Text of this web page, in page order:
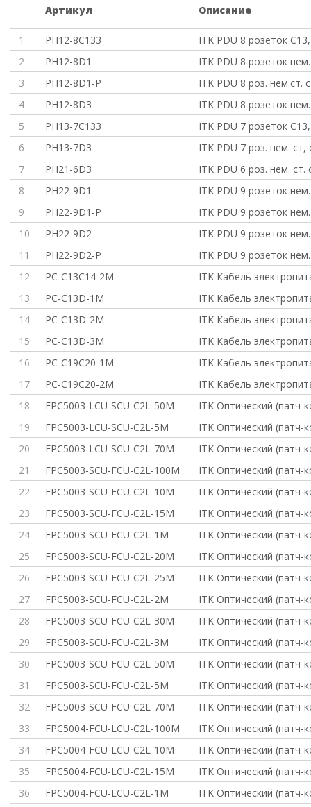
Артикул Описание
1 PH12-8C133
ITK PDU 8 розеток
2
PH12-8D1
ITK PDU 8 розеток
3
PH12-8D1-P
ITK PDU 8 роз. нем.ст.
4
PH12-8D3
ITK PDU 8 розеток
5
PH13-7C133
ITK PDU 7 розеток
6
PH13-7D3
ITK PDU 7 роз. нем. ст,
7
PH21-6D3
ITK PDU 6 роз. нем. ст.
8
PH22-9D1
ITK PDU 9 розеток
9
PH22-9D1-P
ITK PDU 9 розеток
10
PH22-9D2
ITK PDU 9 розеток
11
PH22-9D2-P
ITK PDU 9 розеток
12
PC-C13C14-2M
ITK Кабель
13
PC-C13D-1M
ITK Кабель
14
PC-C13D-2M
ITK Кабель
15
PC-C13D-3M
ITK Кабель
16
PC-C19C20-1M
ITK Кабель
17
PC-C19C20-2M
ITK Кабель
18
FPC5003-LCU-SCU-C2L-50M
ITK Оптический (патч-
19
FPC5003-LCU-SCU-C2L-5M
ITK Оптический (патч-
20
FPC5003-LCU-SCU-C2L-70M
ITK Оптический (патч-
21
FPC5003-SCU-FCU-C2L-100M
ITK Оптический (патч-
22
FPC5003-SCU-FCU-C2L-10M
ITK Оптический (патч-
23
FPC5003-SCU-FCU-C2L-15M
ITK Оптический (патч-
24
FPC5003-SCU-FCU-C2L-1M
ITK Оптический (патч-
25
FPC5003-SCU-FCU-C2L-20M
ITK Оптический (патч-
26
FPC5003-SCU-FCU-C2L-25M
ITK Оптический (патч-
27
FPC5003-SCU-FCU-C2L-2M
ITK Оптический (патч-
28
FPC5003-SCU-FCU-C2L-30M
ITK Оптический (патч-
29
FPC5003-SCU-FCU-C2L-3M
ITK Оптический (патч-
30
FPC5003-SCU-FCU-C2L-50M
ITK Оптический (патч-
31
FPC5003-SCU-FCU-C2L-5M
ITK Оптический (патч-
32
FPC5003-SCU-FCU-C2L-70M
ITK Оптический (патч-
33
FPC5004-FCU-LCU-C2L-100M
ITK Оптический (патч-
34
FPC5004-FCU-LCU-C2L-10M
ITK Оптический (патч-
35
FPC5004-FCU-LCU-C2L-15M
ITK Оптический (патч-
36
FPC5004-FCU-LCU-C2L-1M
ITK Оптический (патч-